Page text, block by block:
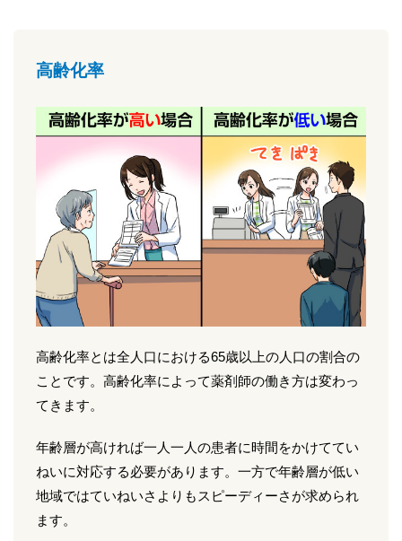
高齢化率
高齢化率とは全人口における65歳以上の人口の割合の
ことです。高齢化率によって薬剤師の働き方は変わっ
てきます。
年齢層が高ければ一人一人の患者に時間をかけててい
ねいに対応する必要があります。一方で年齢層が低い
地域ではていねいさよりもスピーディーさが求められ
ます。